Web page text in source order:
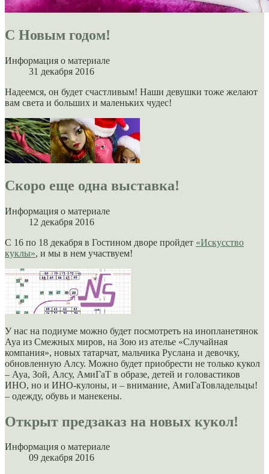
С Новым годом!
Информация о материале
31 декабря 2016
Надеемся, он будет счастливым! Наши девушки тоже желают
вам света и больших и маленьких чудес!
Скоро еще одна выставка!
Информация о материале
12 декабря 2016
С 16 по 18 декабря в Гостином дворе пройдет «Искусство
куклы», и мы в нем участвуем!
У нас на подиуме можно будет посмотреть на инопланетянок
Ауа из Смежных миров, на Зою из ателье «Случайная
компания», новых татарчат, мальчика Руслана и девочку,
обновленную Алсу. Можно будет приобрести не только кукол
– Ауа, Зой, Алсу, АмиГаТ в образе, детей и головастиков
ИНО, но и ИНО-кулоны, и – внимание, АмиГаТовладельцы!
– одежду, обувь и манекены.
Открыт предзаказ на новых кукол!
Информация о материале
09 декабря 2016